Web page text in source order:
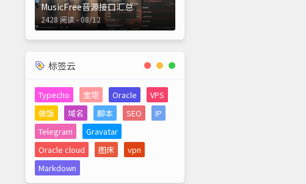
MusicFree音源接口汇总
2428 阅读 - 08/12
标签云
Typecho 宝塔 Oracle
VPS
做饭
域名 脚本 SEO
IP
Telegram
Gravatar
Oracle cloud
图床
vpn
Markdown